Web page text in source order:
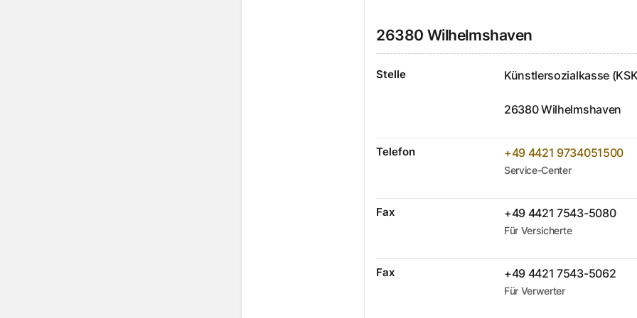
26380 Wilhelmshaven
Stelle Künstlersozialkasse
26380Wilhelmshaven
Telefon +49 4421 9734051500
Service-Center
Fax +49 4421 7543-5080
Für Versicherte
Fax +49 4421 7543-5062
Für Verwerter